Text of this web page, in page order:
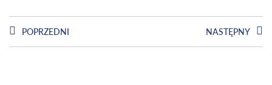
POPRZEDNI NASTĘPNY